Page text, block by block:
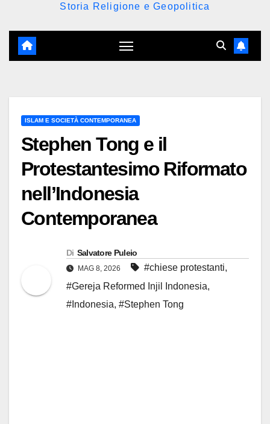
Storia Religione e Geopolitica
ISLAM E SOCIETÀ CONTEMPORANEA
Stephen Tong e il
Protestantesimo Riformato
nell’Indonesia
Contemporanea
Di Salvatore Puleio
MAG 8, 2026 #chiese protestanti,
#Gereja Reformed Injil Indonesia,
#Indonesia, #Stephen Tong